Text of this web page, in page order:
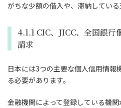
がちな少額の借入や、滞納している
4.1.1 CIC、JICC、全国銀行
請求
日本には3つの主要な個人信用情報
る必要があります。
金融機関によって登録している機関